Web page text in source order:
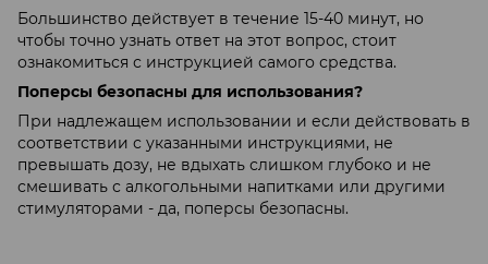
Большинство действует в течение 15-40 минут, но
чтобы точно узнать ответ на этот вопрос, стоит
ознакомиться с инструкцией самого средства.
Поперсы безопасны для использования?
При надлежащем использовании и если действовать в
соответствии с указанными инструкциями, не
превышать дозу, не вдыхать слишком глубоко и не
смешивать с алкогольными напитками или другими
стимуляторами - да, поперсы безопасны.